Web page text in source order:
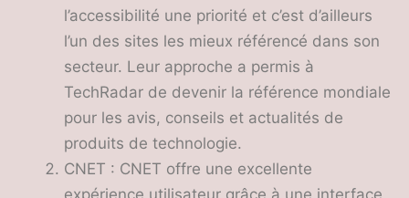
l’accessibilité une priorité et c’est d’ailleurs
l’un des sites les mieux référencé dans son
secteur. Leur approche a permis à
TechRadar de devenir la référence mondiale
pour les avis, conseils et actualités de
produits de technologie.
CNET : CNET offre une excellente
expérience utilisateur grâce à une interface